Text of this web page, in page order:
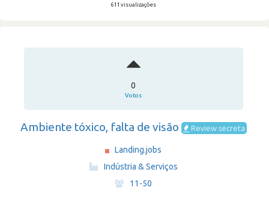
611 visualizações
0
Votos
Ambiente tóxico, falta de visão Review secreta
Landing.jobs
Indústria & Serviços
·
11-50